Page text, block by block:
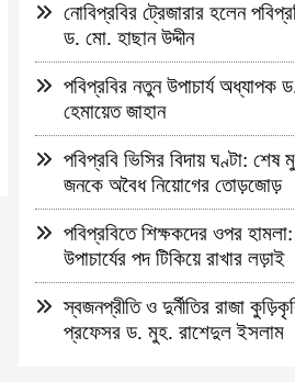
নোবিপ্রবির ট্রেজারার হলেন
ড. মো. হাছান উদ্দীন
পবিপ্রবির নতুন উপাচার্য
হেমায়েত জাহান
পবিপ্রবি ভিসির বিদায় ঘণ্টা: শেষ
জনকে অবৈধ নিয়োগের তোড়জোড়
পবিপ্রবিতে শিক্ষকদের ওপর
উপাচার্যের পদ টিকিয়ে রাখার লড়াই
স্বজনপ্রীতি ও দুর্নীতির রাজা
প্রফেসর ড. মুহ. রাশেদুল ইসলাম